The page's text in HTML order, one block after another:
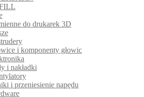
do drukarek 3D
i komponenty głowic
i nakładki
i przeniesienie napędu